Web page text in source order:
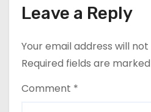
o
n
Leave a Reply
Your email address will
Required fields are marked
Comment *